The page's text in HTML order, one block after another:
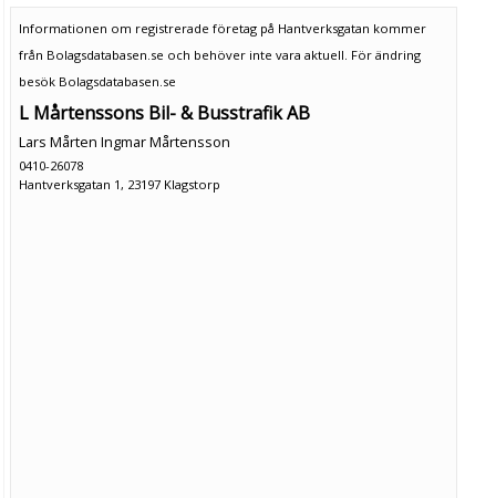
Informationen om registrerade företag på Hantverksgatan kommer
från Bolagsdatabasen.se och behöver inte vara aktuell. För ändring
besök Bolagsdatabasen.se
L Mårtenssons Bil- & Busstrafik AB
Lars Mårten Ingmar Mårtensson
0410-26078
Hantverksgatan 1, 23197 Klagstorp